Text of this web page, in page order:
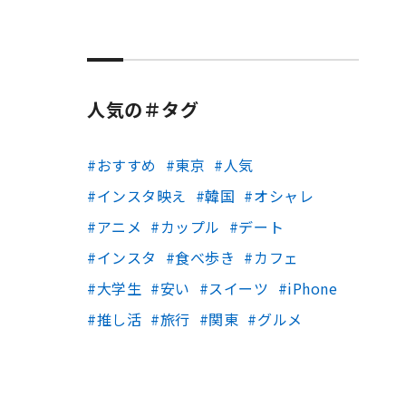
人気の＃タグ
おすすめ 東京
人気
インスタ映え
韓国
オシャレ
アニメ
カップル
デート
インスタ
食べ歩き
カフェ
大学生
安い スイーツ
iPhone
推し活
旅行 関東 グルメ